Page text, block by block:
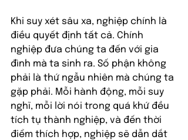
Khi suy xét sâu xa, nghiệp chính là
điều quyết định tất cả. Chính
nghiệp đưa chúng ta đến với gia
đình mà ta sinh ra. Số phận không
phải là thứ ngẫu nhiên mà chúng ta
gặp phải. Mỗi hành động, mỗi suy
nghĩ, mỗi lời nói trong quá khứ đều
tích tụ thành nghiệp, và đến thời
điểm thích hợp, nghiệp sẽ dẫn dắt